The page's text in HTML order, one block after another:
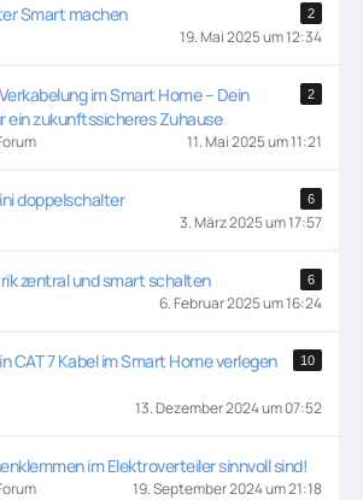
Smart machen 2
19. Mai 2025 um 12:34
im Smart Home – Dein
ein zukunftssicheres Zuhause
2
11. Mai 2025 um 11:21
doppelschalter 6
3. März 2025 um 17:57
zentral und smart schalten 6
6. Februar 2025 um 16:24
CAT 7 Kabel im Smart Home verlegen
10
13. Dezember 2024 um 07:52
im Elektroverteiler sinnvoll sind!
19. September 2024 um 21:18